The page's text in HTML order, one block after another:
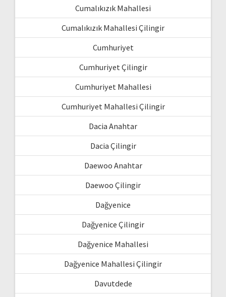
Cumalıkızık Mahallesi
Cumalıkızık Mahallesi Çilingir
Cumhuriyet
Cumhuriyet Çilingir
Cumhuriyet Mahallesi
Cumhuriyet Mahallesi Çilingir
Dacia Anahtar
Dacia Çilingir
Daewoo Anahtar
Daewoo Çilingir
Dağyenice
Dağyenice Çilingir
Dağyenice Mahallesi
Dağyenice Mahallesi Çilingir
Davutdede